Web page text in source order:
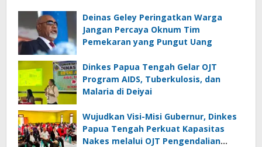
Deinas Geley Peringatkan Warga
Jangan Percaya Oknum Tim
Pemekaran yang Pungut Uang
Dinkes Papua Tengah Gelar OJT
Program AIDS, Tuberkulosis, dan
Malaria di Deiyai
Wujudkan Visi-Misi Gubernur, Dinkes
Papua Tengah Perkuat Kapasitas
Nakes melalui OJT Pengendalian